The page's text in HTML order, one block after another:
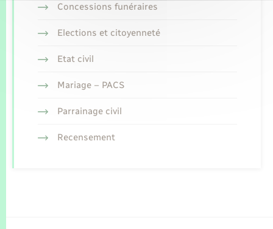
Concessions funéraires
Elections et citoyenneté
Etat civil
Mariage – PACS
Parrainage civil
Recensement